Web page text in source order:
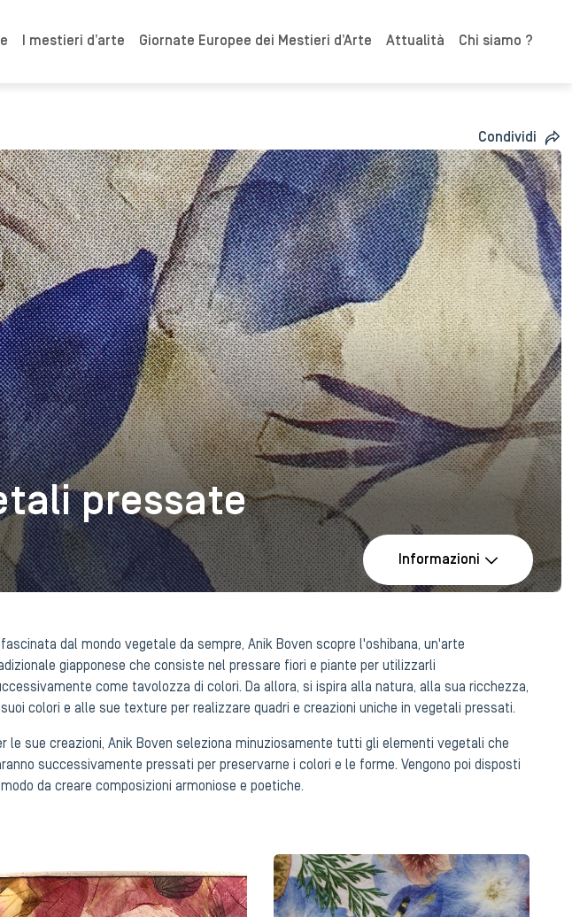
I mestieri d’arte Giornate Europee dei Mestieri d’Arte Attualità Chi siamo ?
Condividi
pressate
Informazioni
dal mondo vegetale da sempre, Anik Boven scopre l'oshibana, un'arte
giapponese che consiste nel pressare fiori e piante per utilizzarli
come tavolozza di colori. Da allora, si ispira alla natura, alla sua ricchezza,
colori e alle sue texture per realizzare quadri e creazioni uniche in vegetali pressati.
le sue creazioni, Anik Boven seleziona minuziosamente tutti gli elementi vegetali che
successivamente pressati per preservarne i colori e le forme. Vengono poi disposti
modo da creare composizioni armoniose e poetiche.